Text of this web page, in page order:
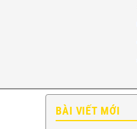
BÀI VIẾT MỚI